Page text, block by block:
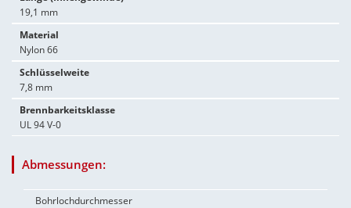
19,1 mm
Material
Nylon 66
Schlüsselweite
7,8 mm
Brennbarkeitsklasse
UL 94 V-0
Abmessungen:
Bohrlochdurchmesser